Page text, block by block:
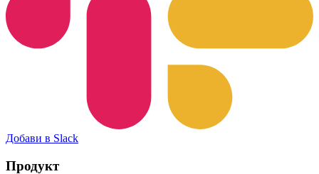
Добави в Slack
Продукт